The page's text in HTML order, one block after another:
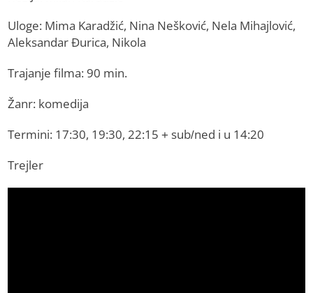
Uloge: Mima Karadžić, Nina Nešković, Nela Mihajlović,
Aleksandar Đurica, Nikola
Trajanje filma: 90 min.
Žanr: komedija
Termini: 17:30, 19:30, 22:15 + sub/ned i u 14:20
Trejler